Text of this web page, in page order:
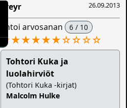
26.09.2013
Freyr
antoi arvosanan 6 / 10
★★★★★★☆☆☆☆
Tohtori Kuka ja
luolahirviöt
(Tohtori Kuka -kirjat)
Malcolm Hulke